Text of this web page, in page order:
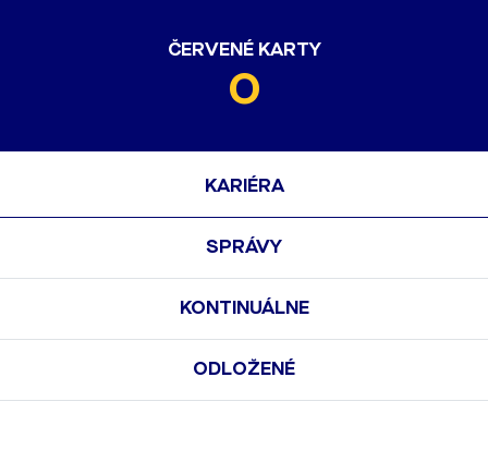
ČERVENÉ KARTY
0
KARIÉRA
SPRÁVY
KONTINUÁLNE
ODLOŽENÉ